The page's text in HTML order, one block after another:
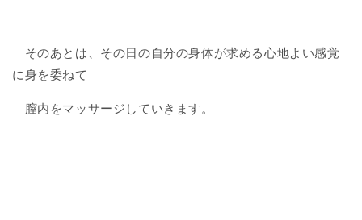
そのあとは、その日の自分の身体が求める心地よい感覚
に身を委ねて
膣内をマッサージしていきます。